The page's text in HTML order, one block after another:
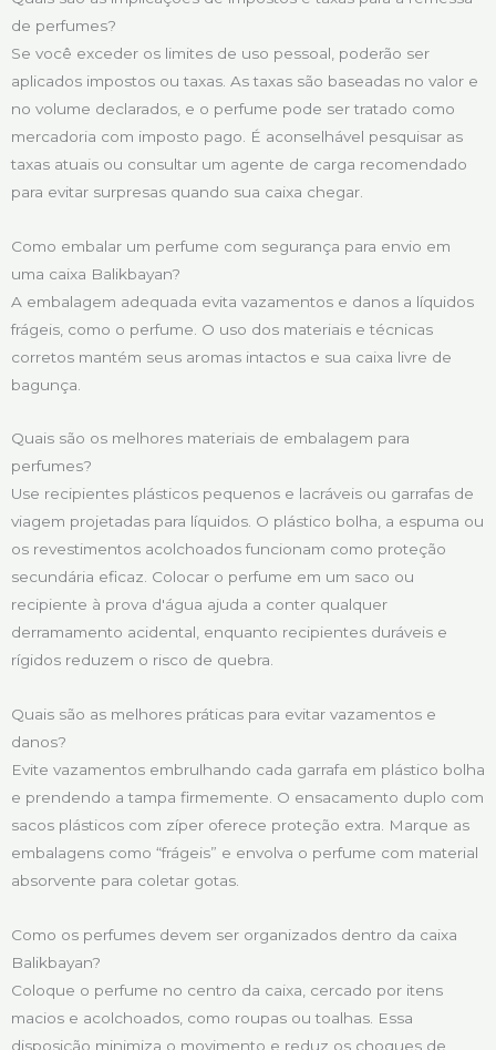
de perfumes?
Se você exceder os limites de uso pessoal, poderão ser
aplicados impostos ou taxas. As taxas são baseadas no valor e
no volume declarados, e o perfume pode ser tratado como
mercadoria com imposto pago. É aconselhável pesquisar as
taxas atuais ou consultar um agente de carga recomendado
para evitar surpresas quando sua caixa chegar.
Como embalar um perfume com segurança para envio em
uma caixa Balikbayan?
A embalagem adequada evita vazamentos e danos a líquidos
frágeis, como o perfume. O uso dos materiais e técnicas
corretos mantém seus aromas intactos e sua caixa livre de
bagunça.
Quais são os melhores materiais de embalagem para
perfumes?
Use recipientes plásticos pequenos e lacráveis ou garrafas de
viagem projetadas para líquidos. O plástico bolha, a espuma ou
os revestimentos acolchoados funcionam como proteção
secundária eficaz. Colocar o perfume em um saco ou
recipiente à prova d'água ajuda a conter qualquer
derramamento acidental, enquanto recipientes duráveis e
rígidos reduzem o risco de quebra.
Quais são as melhores práticas para evitar vazamentos e
danos?
Evite vazamentos embrulhando cada garrafa em plástico bolha
e prendendo a tampa firmemente. O ensacamento duplo com
sacos plásticos com zíper oferece proteção extra. Marque as
embalagens como “frágeis” e envolva o perfume com material
absorvente para coletar gotas.
Como os perfumes devem ser organizados dentro da caixa
Balikbayan?
Coloque o perfume no centro da caixa, cercado por itens
macios e acolchoados, como roupas ou toalhas. Essa
disposição minimiza o movimento e reduz os choques de